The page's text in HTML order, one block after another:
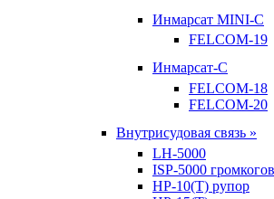
Инмарсат MINI-C
FELCOM-19
Инмарсат-С
FELCOM-18
FELCOM-20
Внутрисудовая связь »
LH-5000
ISP-5000
HP-10(T) рупор